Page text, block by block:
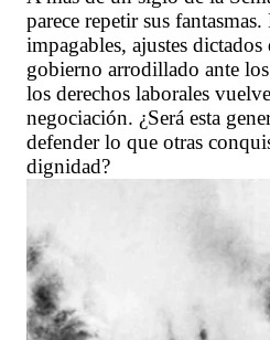
parece repetir sus
impagables, ajustes
gobierno arrodillado ante
los derechos laborales
negociación. ¿Será esta
defender lo que otras
dignidad?